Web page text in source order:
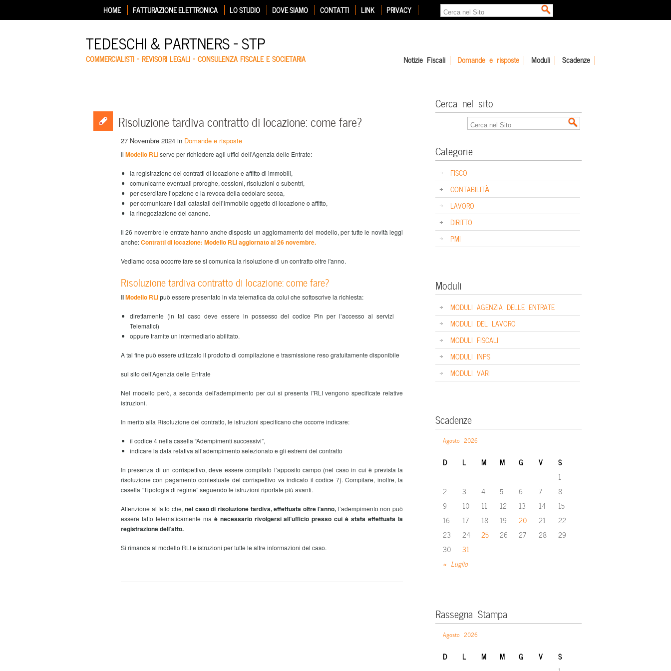
HOME FATTURAZIONE ELETTRONICA LO STUDIO DOVE SIAMO CONTATTI LINK PRIVACY
TEDESCHI & PARTNERS – STP
COMMERCIALISTI – REVISORI LEGALI – CONSULENZA FISCALE E SOCIETARIA Notizie Fiscali Domande e risposte Moduli Scadenze
Risoluzione tardiva contratto di locazione: come fare?
27 Novembre 2024 in Domande e risposte
Il Modello RLIserve per richiedere agli uffici dell’Agenzia delle Entrate:
la registrazione dei contratti di locazione e affitto di immobili,
comunicarne eventuali proroghe, cessioni, risoluzioni o subentri,
per esercitare l’opzione e la revoca della cedolare secca,
per comunicare i dati catastali dell’immobile oggetto di locazione o affitto,
la rinegoziazione del canone.
Il 26 novembre le entrate hanno anche disposto un aggiornamento del modello, per tutte le novità leggi
anche:Contratti di locazione: Modello RLI aggiornato al 26 novembre.
Vediamo cosa occorre fare se si comunica la risoluzione di un contratto oltre l'anno.
Risoluzione tardiva contratto di locazione: come fare?
IlModello RLIpuò essere presentato in via telematica da colui che sottoscrive la richiesta:
direttamente (in tal caso deve essere in possesso del codice Pin per l’accesso ai servizi
Telematici)
oppure tramite un intermediario abilitato.
A tal fine può essere utilizzato il prodotto di compilazione e trasmissione reso gratuitamente disponibile
sul sito dell’Agenzia delle Entrate
Nel modello però, a seconda dell'adempimento per cui si presenta l'RLI vengono specificate relative
istruzioni.
In merito alla Risoluzione del contratto, le istruzioni specificano che occorre indicare:
il codice 4 nella casella “Adempimenti successivi”,
indicare la data relativa all’adempimento selezionato e gli estremi del contratto
In presenza di un corrispettivo, deve essere compilato l’apposito campo (nel caso in cui è prevista la
risoluzione con pagamento contestuale del corrispettivo va indicato il codice 7). Compilare, inoltre, la
casella “Tipologia di regime” seguendo le istruzioni riportate più avanti.
Attenzione al fatto che,nel caso di risoluzione tardiva, effettuata oltre l’anno, l’adempimento non può
essere fatto telematicamente ma è necessario rivolgersi all’ufficio presso cui è stata effettuata la
registrazione dell’atto.
Si rimanda al modello RLI e istruzioni per tutte le altre informazioni del caso.
Cerca nel sito
Categorie
FISCO
CONTABILITÀ
LAVORO
DIRITTO
PMI
Moduli
MODULI AGENZIA DELLE ENTRATE
MODULI DEL LAVORO
MODULI FISCALI
MODULI INPS
MODULI VARI
Scadenze
Agosto 2026
D L M M G V S
« Luglio
1
2
3 4 5 6 7
8
9
10 11 12 13 14
15
16
17 18 19 20 21
22
23
24 25 26 27 28
29
30
31
Rassegna Stampa
Agosto 2026
D L M M G V S